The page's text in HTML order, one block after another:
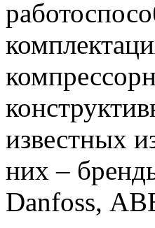
известных
них –
Danfoss,